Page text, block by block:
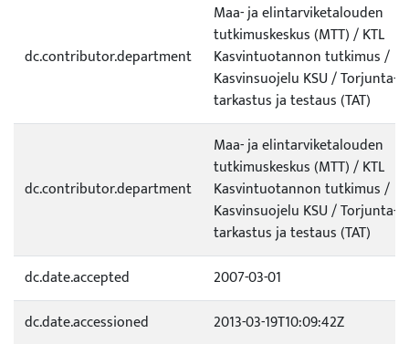
dc.contributor.department
Maa- ja elintarviketalouden
tutkimuskeskus (MTT) / KTL
Kasvintuotannon tutkimus /
Kasvinsuojelu KSU / Torjunta-
tarkastus ja testaus (TAT)
dc.contributor.department
Maa- ja elintarviketalouden
tutkimuskeskus (MTT) / KTL
Kasvintuotannon tutkimus /
Kasvinsuojelu KSU / Torjunta-
tarkastus ja testaus (TAT)
dc.date.accepted
2007-03-01
dc.date.accessioned
2013-03-19T10:09:42Z